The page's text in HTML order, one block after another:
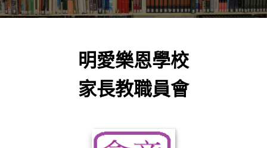
明愛樂恩學校
家長教職員會